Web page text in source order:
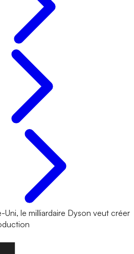
Uni, le milliardaire Dyson veut créer